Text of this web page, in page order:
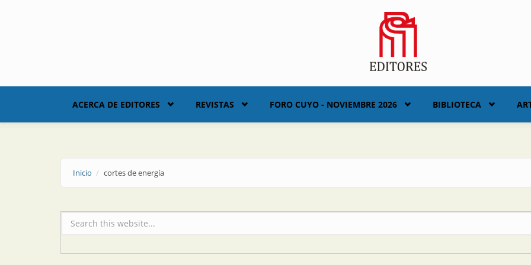
ACERCA DE EDITORES REVISTAS FORO CUYO - NOVIEMBRE 2026 BIBLIOTECA
Inicio cortes de energía
Formulario de búsqueda